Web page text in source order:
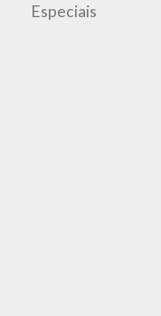
Especiais